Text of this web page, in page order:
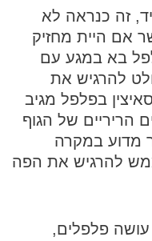
זה כנראה לא
אם היית מחזיק
בא במגע עם
להרגיש את
בפלפל מגיב
הריריים של הגוף
מדוע במקרה
להרגיש את הפה
פלפלים,